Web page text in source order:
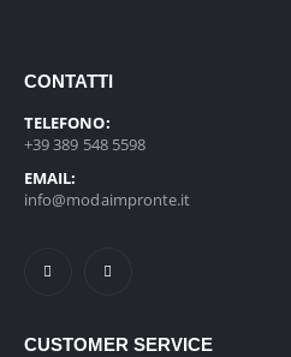
CONTATTI
TELEFONO:
+39 389 548 5598
EMAIL:
info@modaimpronte.it
CUSTOMER SERVICE